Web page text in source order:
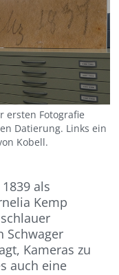
ersten Fotografie
Datierung. Links ein
Kobell.
als
Kemp
Schwager
Kameras zu
auch eine